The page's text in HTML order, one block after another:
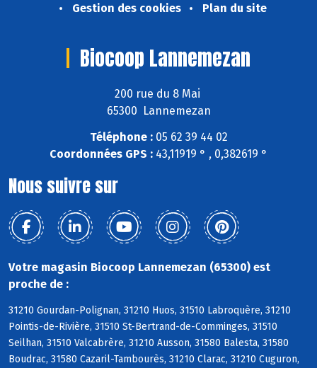
Gestion des cookies
Plan du site
Biocoop Lannemezan
200 rue du 8 Mai
65300 Lannemezan
Téléphone :05 62 39 44 02
Coordonnées GPS : 43,11919 ° , 0,382619 °
Nous suivre sur
Votre magasin Biocoop Lannemezan (65300) est
proche de :
31210 Gourdan-Polignan, 31210 Huos, 31510 Labroquère, 31210
Pointis-de-Rivière, 31510 St-Bertrand-de-Comminges, 31510
Seilhan, 31510 Valcabrère, 31210 Ausson, 31580 Balesta, 31580
Boudrac, 31580 Cazaril-Tambourès, 31210 Clarac, 31210 Cuguron,